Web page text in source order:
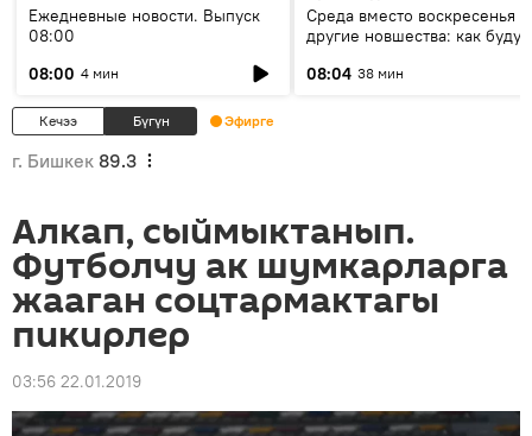
Ежедневные новости. Выпуск
08:00
08:00 4 мин
Среда вместо воскресенья и
другие новшества: как будут
08:04 38 мин
Кечээ Бүгүн Эфирге
г. Бишкек 89.3
Алкап, сыймыктанып.
Футболчу ак шумкарларга
жааган соцтармактагы
пикирлер
03:56 22.01.2019